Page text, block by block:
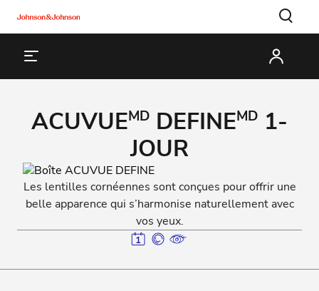
ACUVUEMD DEFINEMD 1-
JOUR
Les lentilles cornéennes sont conçues pour offrir une
belle apparence qui s’harmonise naturellement avec
vos yeux.